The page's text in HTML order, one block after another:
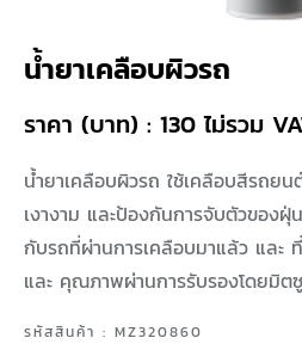
น้ำยาเคลือบผิวรถ
ราคา (บาท) : 130 ไม่รวม
น้ำยาเคลือบผิวรถ ใช้เคลือบสีรถยน
เงางาม และป้องกันการจับตัวของฝุ่
กับรถที่ผ่านการเคลือบมาแล้ว แล
และ คุณภาพผ่านการรับรองโดยมิ
รหัสสินค้า : MZ320860